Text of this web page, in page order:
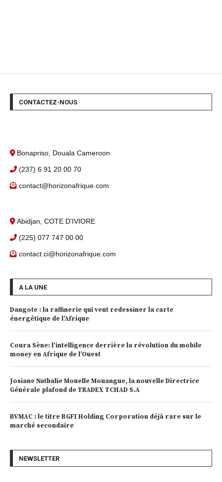
CONTACTEZ-NOUS
Bonapriso, Douala Cameroon
(237) 6 91 20 00 70
contact@horizonafrique.com
Abidjan, COTE D'IVIORE
(225) 077 747 00 00
contact.ci@horizonafrique.com
A LA UNE
Dangote : la raffinerie qui veut redessiner la carte
énergétique de l’Afrique
Coura Sène: l’intelligence derrière la révolution du mobile
money en Afrique de l’Ouest
Josiane Nathalie Mouelle Mouangue, la nouvelle Directrice
Générale plafond de TRADEX TCHAD S.A
BVMAC : le titre BGFI Holding Corporation déjà rare sur le
marché secondaire
NEWSLETTER